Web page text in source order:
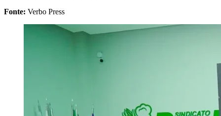
Fonte: Verbo Press